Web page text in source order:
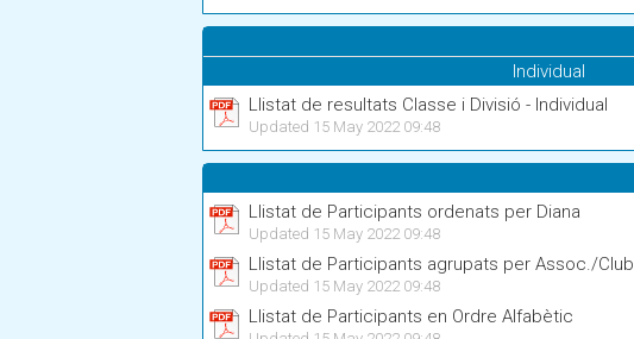
Individual
Llistat de resultats Classe i Divisió - Individual
Updated 15 May 2022 09:48
Llistat de Participants ordenats per Diana
Updated 15 May 2022 09:48
Llistat de Participants agrupats per Assoc./Club
Updated 15 May 2022 09:48
Llistat de Participants en Ordre Alfabètic